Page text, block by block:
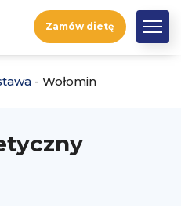
Zamów dietę
- Wołomin